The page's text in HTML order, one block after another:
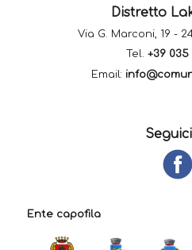
Distretto
Via G. Marconi, 19 -
Tel. +39 035
Email:
Ente capofila